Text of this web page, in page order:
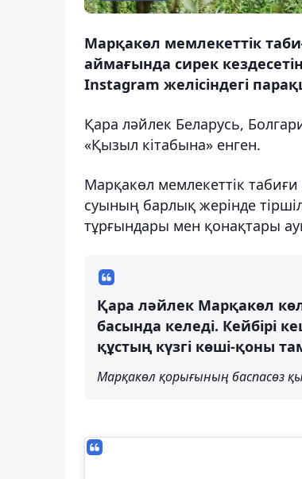
Марқакөл мемлекеттік
аймағында сирек
Instagram желісіндегі
Қара ләйлек Беларусь,
«Қызыл кітабына» енген.
Марқакөл мемлекеттік
суының барлық жерінде
тұрғындары мен қонақтары
Қара ләйлек Марқакөл
басында келеді. Кейбірі
құстың күзгі көші-қоны
Марқакөл қорығының баспасөз